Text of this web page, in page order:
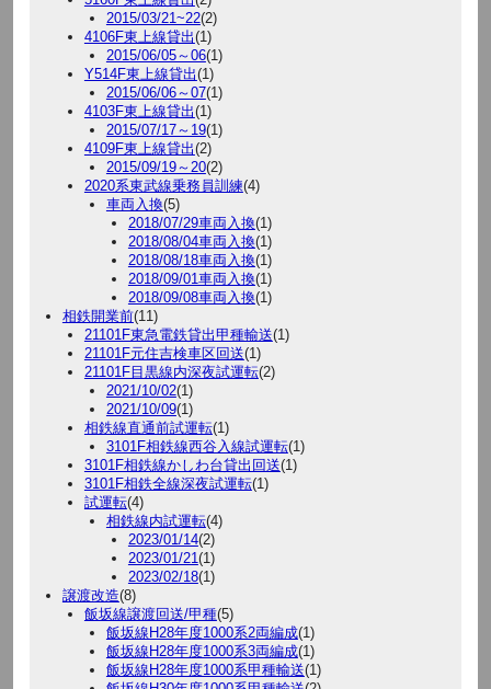
2015/03/21~22(2)
4106F東上線貸出(1)
2015/06/05～06(1)
Y514F東上線貸出(1)
2015/06/06～07(1)
4103F東上線貸出(1)
2015/07/17～19(1)
4109F東上線貸出(2)
2015/09/19～20(2)
2020系東武線乗務員訓練(4)
車両入換(5)
2018/07/29車両入換(1)
2018/08/04車両入換(1)
2018/08/18車両入換(1)
2018/09/01車両入換(1)
2018/09/08車両入換(1)
相鉄開業前(11)
21101F東急電鉄貸出甲種輸送(1)
21101F元住吉検車区回送(1)
21101F目黒線内深夜試運転(2)
2021/10/02(1)
2021/10/09(1)
相鉄線直通前試運転(1)
3101F相鉄線西谷入線試運転(1)
3101F相鉄線かしわ台貸出回送(1)
3101F相鉄全線深夜試運転(1)
試運転(4)
相鉄線内試運転(4)
2023/01/14(2)
2023/01/21(1)
2023/02/18(1)
譲渡改造(8)
飯坂線譲渡回送/甲種(5)
飯坂線H28年度1000系2両編成(1)
飯坂線H28年度1000系3両編成(1)
飯坂線H28年度1000系甲種輸送(1)